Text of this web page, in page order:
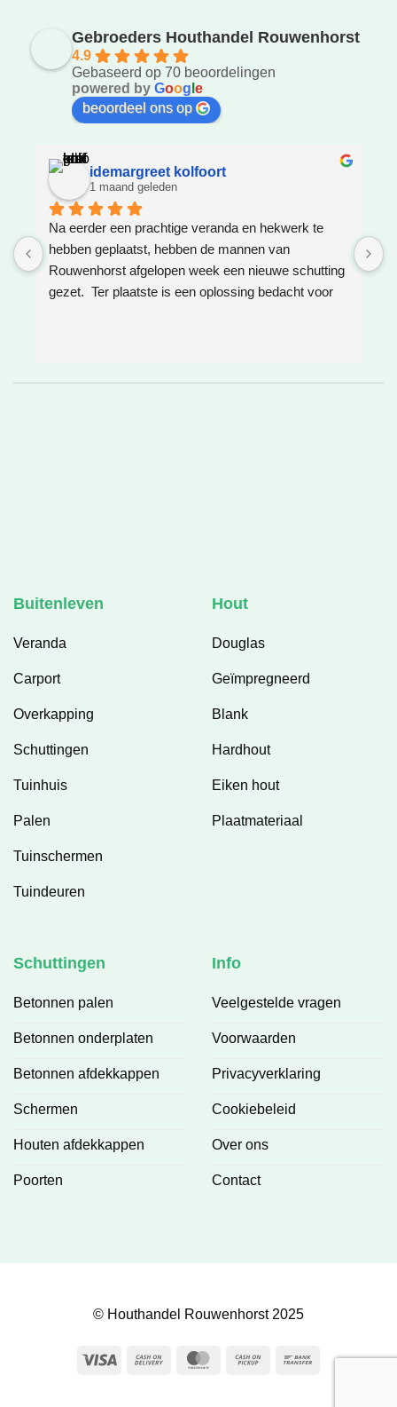
Gebroeders Houthandel Rouwenhorst
4.9
Gebaseerd op 70 beoordelingen
powered by Goog e
beoordeel ons op
idemargreet kolfoort
1 maand geleden
Na eerder een prachtige veranda en hekwerk te
hebben geplaatst, hebben de mannen van
Rouwenhorst afgelopen week een nieuwe schutting
gezet.  Ter plaatste is een oplossing bedacht voor
Buitenleven
Veranda
Carport
Overkapping
Schuttingen
Tuinhuis
Palen
Tuinschermen
Tuindeuren
Hout
Douglas
Geïmpregneerd
Blank
Hardhout
Eiken hout
Plaatmateriaal
Schuttingen
Betonnen palen
Betonnen onderplaten
Betonnen afdekkappen
Schermen
Houten afdekkappen
Poorten
Info
Veelgestelde vragen
Voorwaarden
Privacyverklaring
Cookiebeleid
Over ons
Contact
© Houthandel Rouwenhorst 2025
Visa
Cash
MasterCard
Cash
Bank